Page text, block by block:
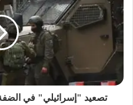
تصعيد "إسرائيلي" في